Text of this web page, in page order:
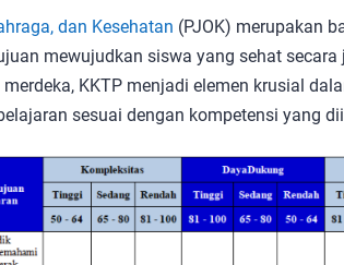
dan Kesehatan (PJOK) merupakan
mewujudkan siswa yang sehat secara
KKTP menjadi elemen krusial
sesuai dengan kompetensi yang